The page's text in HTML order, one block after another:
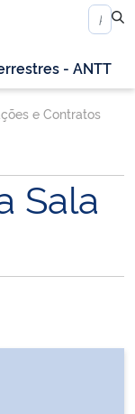
- ANTT
e Contratos
Sala